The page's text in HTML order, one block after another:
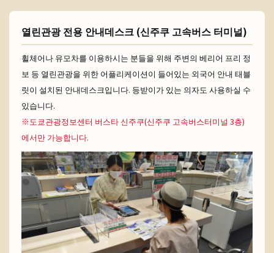
열린관광 전용 안내데스크 (신주쿠 고속버스 터미널)
휠체어나 유모차를 이용하시는 분들을 위해 주변의 베리어 프리 정
보 등 열린관광을 위한 어플리케이션이 들어있는 외국어 안내 태블
릿이 설치된 안내데스크입니다. 등받이가 있는 의자도 사용하실 수
있습니다.
※도쿄관광정보센터 버스타 신주쿠(신주쿠 고속버스터미널 3층)
에서만 가능합니다.